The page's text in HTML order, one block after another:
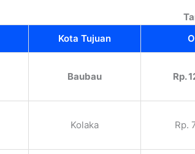
Kota Tujuan
Baubau Rp.
Kolaka Rp.